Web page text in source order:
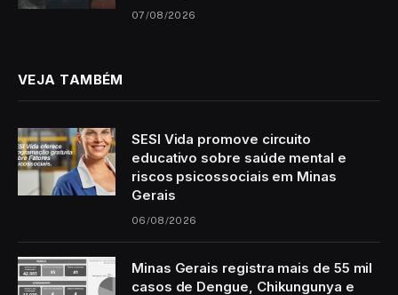
07/08/2026
VEJA TAMBÉM
SESI Vida promove circuito
educativo sobre saúde mental e
riscos psicossociais em Minas
Gerais
06/08/2026
Minas Gerais registra mais de 55 mil
casos de Dengue, Chikungunya e